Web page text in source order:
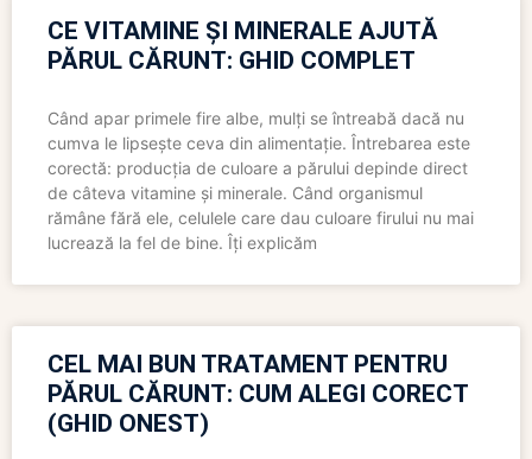
CE VITAMINE ȘI MINERALE AJUTĂ
PĂRUL CĂRUNT: GHID COMPLET
Când apar primele fire albe, mulți se întreabă dacă nu
cumva le lipsește ceva din alimentație. Întrebarea este
corectă: producția de culoare a părului depinde direct
de câteva vitamine și minerale. Când organismul
rămâne fără ele, celulele care dau culoare firului nu mai
lucrează la fel de bine. Îți explicăm
CEL MAI BUN TRATAMENT PENTRU
PĂRUL CĂRUNT: CUM ALEGI CORECT
(GHID ONEST)